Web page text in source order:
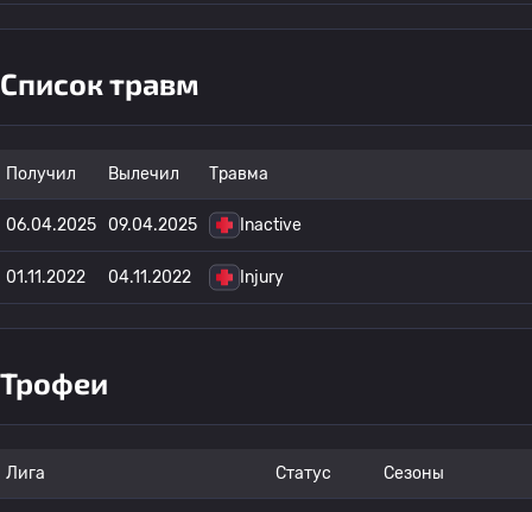
Список травм
Получил Вылечил Травма
06.04.2025 09.04.2025 Inactive
01.11.2022 04.11.2022 Injury
Трофеи
Лига Статус Сезоны